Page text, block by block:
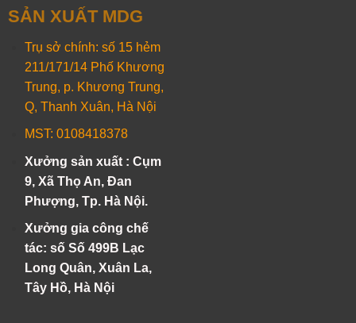
SẢN XUẤT MDG
Trụ sở chính: số 15 hẻm
211/171/14 Phố Khương
Trung, p. Khương Trung,
Q, Thanh Xuân, Hà Nội
MST: 0108418378
Xưởng sản xuất : Cụm
9, Xã Thọ An, Đan
Phượng, Tp. Hà Nội.
Xưởng gia công chế
tác: số Số 499B Lạc
Long Quân, Xuân La,
Tây Hồ, Hà Nội